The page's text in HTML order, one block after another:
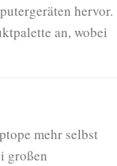
hervor.
an, wobei
mehr selbst
großen